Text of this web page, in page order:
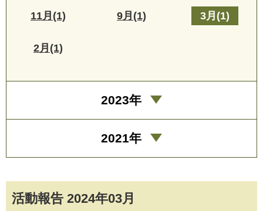
活動報告 2024年03月
11月(1) 9月(1) 3月(1)
2月(1)
2023年
2021年